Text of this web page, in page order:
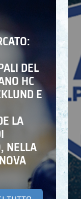
DEL
HC
E
LA
NELLA